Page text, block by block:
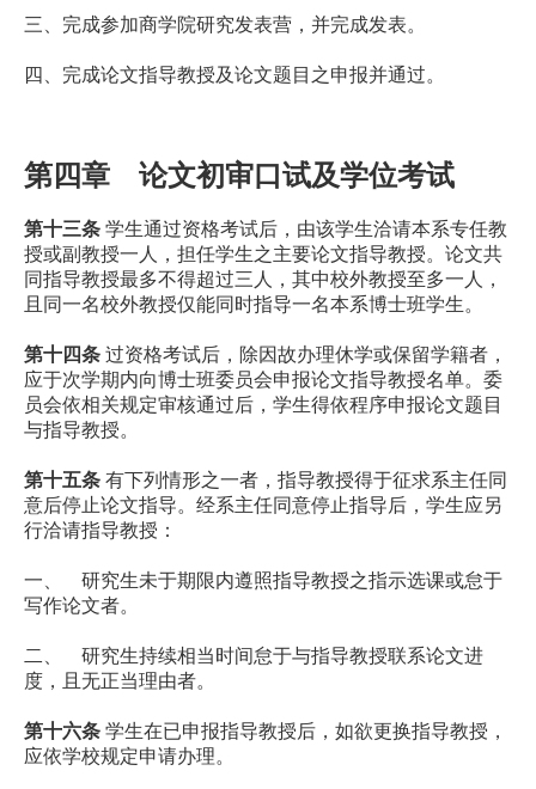
三、完成参加商学院研究发表营，并完成发表。
四、完成论文指导教授及论文题目之申报并通过。
第四章 论文初审口试及学位考试
第十三条 学生通过资格考试后，由该学生洽请本系专任教
授或副教授一人，担任学生之主要论文指导教授。论文共
同指导教授最多不得超过三人，其中校外教授至多一人，
且同一名校外教授仅能同时指导一名本系博士班学生。
第十四条 过资格考试后，除因故办理休学或保留学籍者，
应于次学期内向博士班委员会申报论文指导教授名单。委
员会依相关规定审核通过后，学生得依程序申报论文题目
与指导教授。
第十五条 有下列情形之一者，指导教授得于征求系主任同
意后停止论文指导。经系主任同意停止指导后，学生应另
行洽请指导教授：
一、 研究生未于期限内遵照指导教授之指示选课或怠于
写作论文者。
二、 研究生持续相当时间怠于与指导教授联系论文进
度，且无正当理由者。
第十六条 学生在已申报指导教授后，如欲更换指导教授，
应依学校规定申请办理。